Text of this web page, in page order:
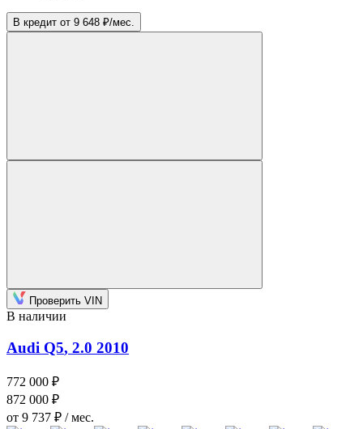
В кредит от 9 648 ₽/мес.
Проверить VIN
В наличии
Audi Q5, 2.0 2010
772 000 ₽
872 000 ₽
от 9 737 ₽ / мес.